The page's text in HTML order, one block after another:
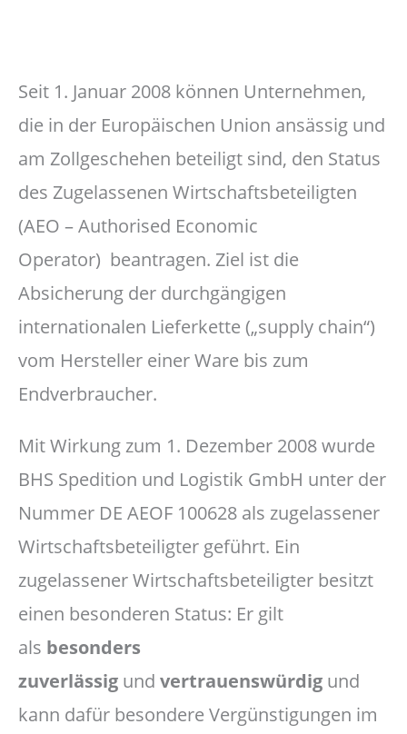
Seit 1. Januar 2008 können Unternehmen,
die in der Europäischen Union ansässig und
am Zollgeschehen beteiligt sind, den Status
des Zugelassenen Wirtschaftsbeteiligten
(AEO – Authorised Economic
Operator) beantragen. Ziel ist die
Absicherung der durchgängigen
internationalen Lieferkette („supply chain“)
vom Hersteller einer Ware bis zum
Endverbraucher.
Mit Wirkung zum 1. Dezember 2008 wurde
BHS Spedition und Logistik GmbH unter der
Nummer DE AEOF 100628 als zugelassener
Wirtschaftsbeteiligter geführt. Ein
zugelassener Wirtschaftsbeteiligter besitzt
einen besonderen Status: Er gilt
als besonders
zuverlässig und vertrauenswürdig und
kann dafür besondere Vergünstigungen im